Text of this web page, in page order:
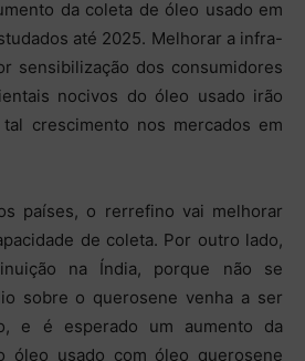
da coleta de óleo usado em
até 2025. Melhorar a infra-
sensibilização dos consumidores
nocivos do óleo usado irão
crescimento nos mercados em
países, o rerrefino vai melhorar
de coleta. Por outro lado,
na Índia, porque não se
sobre o querosene venha a ser
e é esperado um aumento da
óleo usado com óleo querosene